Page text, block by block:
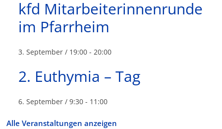
kfd Mitarbeiterinnenrunde
im Pfarrheim
3. September / 19:00 -20:00
2. Euthymia – Tag
6. September / 9:30 - 11:00
Alle Veranstaltungen anzeigen